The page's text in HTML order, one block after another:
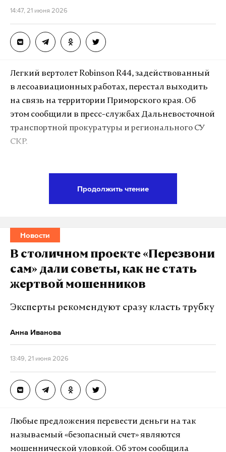
14:47, 21 июня 2026
Легкий вертолет Robinson R44, задействованный
в лесоавиационных работах, перестал выходить
на связь на территории Приморского края. Об
этом сообщили в пресс-службах Дальневосточной
транспортной прокуратуры и регионального СУ
СКР.
вертолета остается неизвестным.
воздушного судна и летчика-наблюдателя. В
регионе развернута поисково-спасательная
операция. Следователи уже возбудили уголовное
эксплуатационных норм, повлекшего гибель
людей.
Подпишитесь на Daily Storm в
работает там, где тормозит интернет.
Макс Telegram
Продолжить чтение
Новости
В столичном проекте «Перезвони
сам» дали советы, как не стать
жертвой мошенников
Эксперты рекомендуют сразу класть трубку
Анна Иванова
13:49, 21 июня 2026
Любые предложения перевести деньги на так
называемый «безопасный счет» являются
мошеннической уловкой. Об этом сообщила